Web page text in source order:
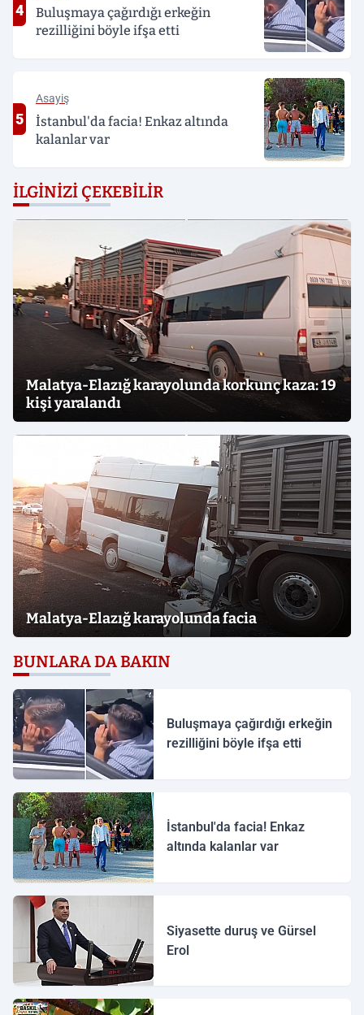
4
Buluşmaya çağırdığı erkeğin
rezilliğini böyle ifşa etti
5
Asayiş
İstanbul'da facia! Enkaz altında
kalanlar var
İLGINIZI ÇEKEBILIR
Malatya-Elazığ karayolunda korkunç kaza: 19
kişi yaralandı
Malatya-Elazığ karayolunda facia
BUNLARA DA BAKIN
Buluşmaya çağırdığı erkeğin
rezilliğini böyle ifşa etti
İstanbul'da facia! Enkaz
altında kalanlar var
Siyasette duruş ve Gürsel
Erol